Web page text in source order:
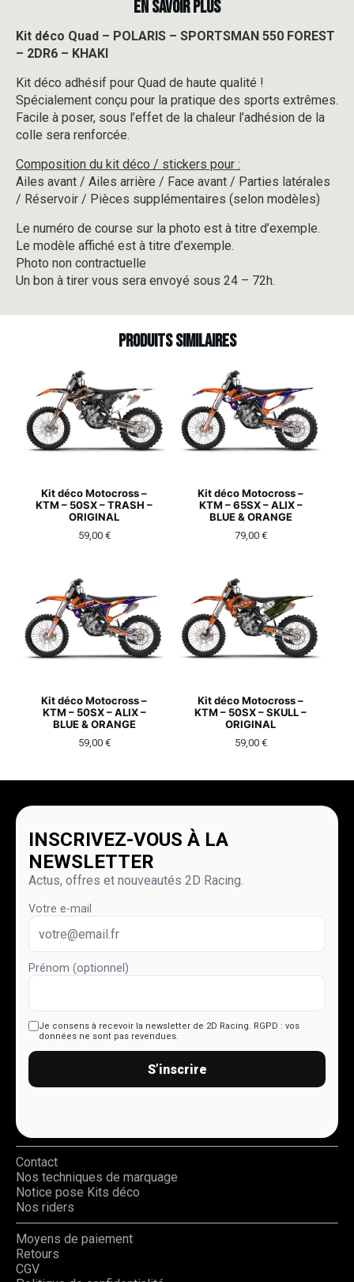
SPORTSMAN
550
-
2DR6
-
KHAKI
EN SAVOIR PLUS
Kit déco Quad – POLARIS – SPORTSMAN 550 FOREST
– 2DR6 – KHAKI
Kit déco adhésif pour Quad de haute qualité !
Spécialement conçu pour la pratique des sports extrêmes.
Facile à poser, sous l’effet de la chaleur l’adhésion de la
colle sera renforcée.
Composition du kit déco / stickers pour :
Ailes avant / Ailes arrière / Face avant / Parties latérales
/ Réservoir / Pièces supplémentaires (selon modèles)
Le numéro de course sur la photo est à titre d’exemple.
Le modèle affiché est à titre d’exemple.
Photo non contractuelle
Un bon à tirer vous sera envoyé sous 24 – 72h.
Produits similaires
Kit déco Motocross –
KTM – 50SX – TRASH –
ORIGINAL
59,00 €
Kit déco Motocross –
KTM – 65SX – ALIX –
BLUE & ORANGE
79,00 €
Kit déco Motocross –
KTM – 50SX – ALIX –
BLUE & ORANGE
59,00 €
Kit déco Motocross –
KTM – 50SX – SKULL –
ORIGINAL
59,00 €
INSCRIVEZ-VOUS À LA
NEWSLETTER
Actus, offres et nouveautés 2D Racing.
Votre e-mail
Prénom (optionnel)
Je consens à recevoir la newsletter de 2D Racing. RGPD : vos
données ne sont pas revendues.
S’inscrire
Contact
Nos techniques de marquage
Notice pose Kits déco
Nos riders
Moyens de paiement
Retours
CGV